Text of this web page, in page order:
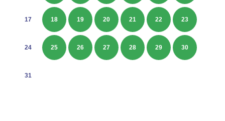
17 18 19 20 21 22 23
24 25 26 27 28 29 30
31